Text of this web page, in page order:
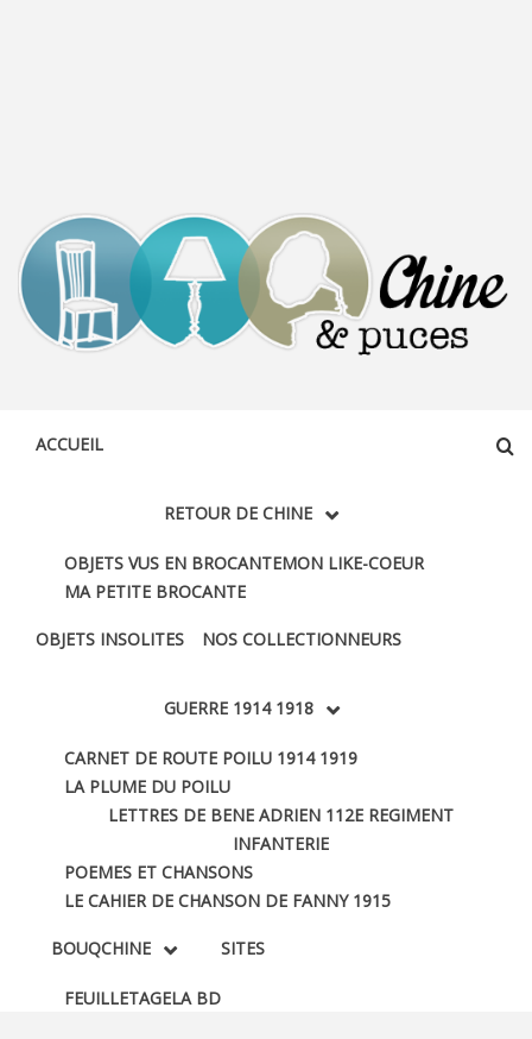
ACCUEIL
RETOUR DE CHINE
OBJETS VUS EN BROCANTEMON LIKE-COEUR
MA PETITE BROCANTE
OBJETS INSOLITES NOS COLLECTIONNEURS
GUERRE 1914 1918
CARNET DE ROUTE POILU 1914 1919
LA PLUME DU POILU
LETTRES DE BENE ADRIEN 112E REGIMENT
INFANTERIE
POEMES ET CHANSONS
LE CAHIER DE CHANSON DE FANNY 1915
BOUQCHINE
FEUILLETAGELA BD
SITES